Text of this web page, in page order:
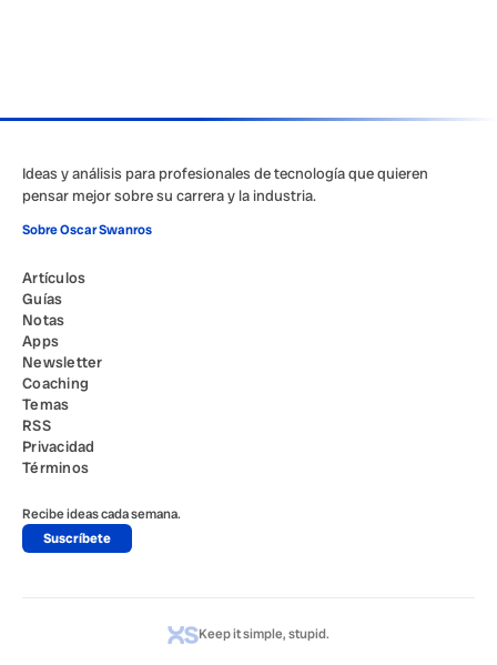
Ideas y análisis para profesionales de tecnología que quieren
pensar mejor sobre su carrera y la industria.
Sobre Oscar Swanros
Artículos
Guías
Notas
Apps
Newsletter
Coaching
Temas
RSS
Privacidad
Términos
Recibe ideas cada semana.
Suscríbete
Keep it simple, stupid.